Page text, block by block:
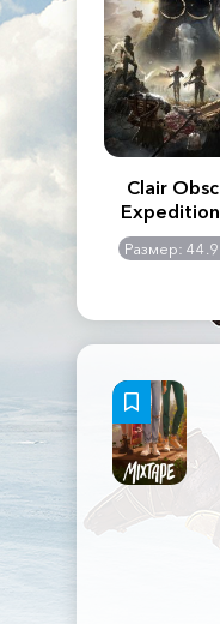
Creed
Clair
Размер: 44.9